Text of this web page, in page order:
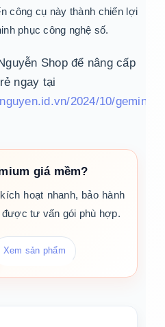
công cụ này thành chiến lợi
phục công nghệ số.
Shop để nâng cấp
ngay tại
2024/10/gemini-
giá mềm?
hoạt nhanh, bảo hành
tư vấn gói phù hợp.
Xem sản phẩm